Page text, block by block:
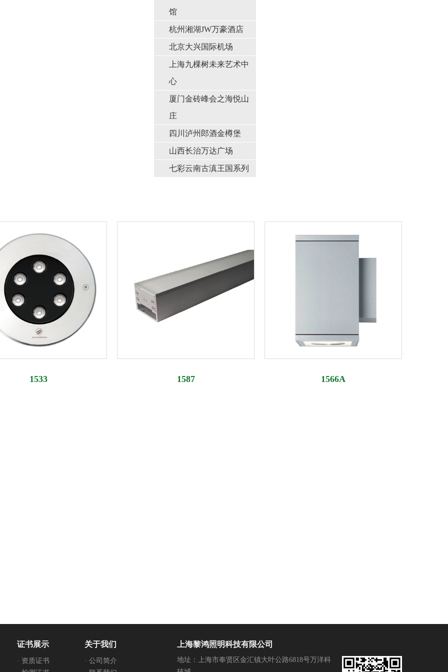
馆
杭州湘湖JW万豪酒店
北京大兴国际机场
上海九棵树未来艺术中
心
厦门金砖峰会之海悦山
庄
四川泸州郎酒金樽堡
山西长治万达广场
七彩云南古滇王国系列
1533 1587 1566A
证书展示
· 资质证书
关于我们
· 公司简介
上海黎鸿照明科技有限公司
地址：上海市奉贤区金汇镇大叶公路6818号万洋科